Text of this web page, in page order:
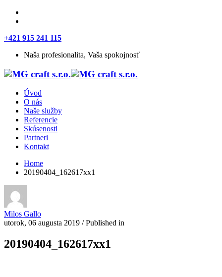
+421 915 241 115
Naša profesionalita, Vaša spokojnosť
Úvod
O nás
Naše služby
Referencie
Skúsenosti
Partneri
Kontakt
Home
20190404_162617xx1
Milos Gallo
utorok, 06 augusta 2019 /Published in
20190404_162617xx1